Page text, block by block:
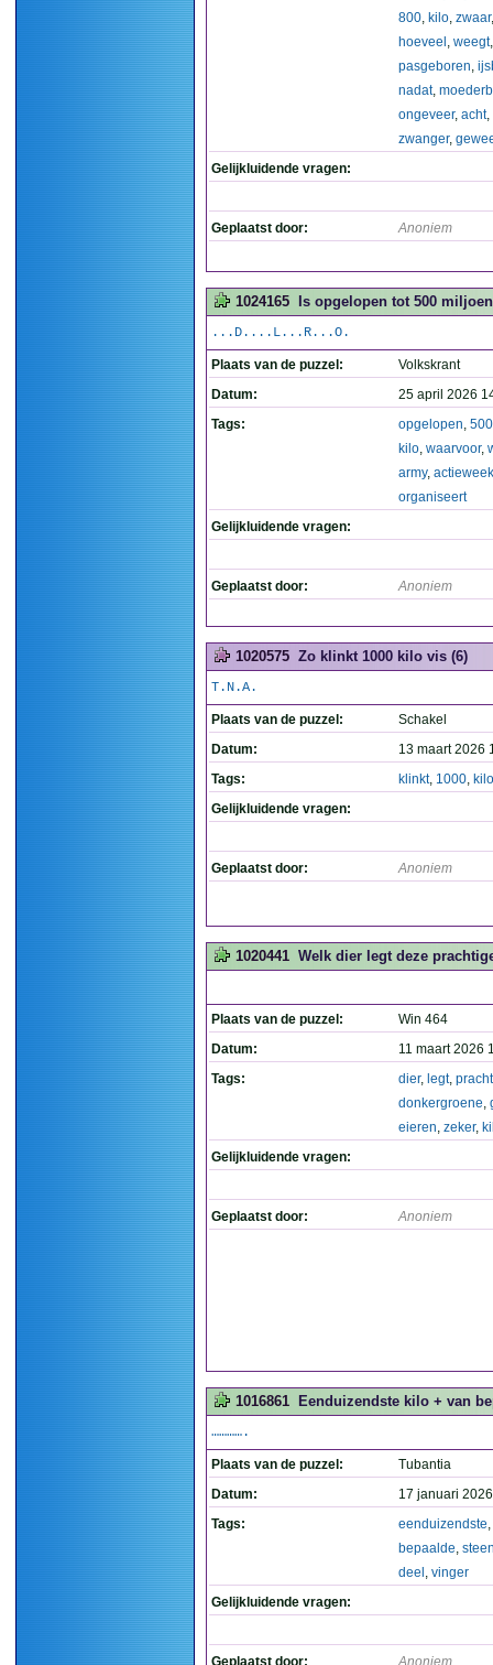
800, kilo, zwaar
hoeveel , weegt,
pasgeboren,
nadat,
ongeveer, acht,
zwanger,
Gelijkluidende vragen:
Geplaatst door: Anoniem
1024165 Is opgelopen tot 500
...D....L...R...O.
Plaats van de puzzel:
Volkskrant
Datum:
25 april 2026
Tags:
opgelopen, 500
kilo, waarvoor,
army, actieweek
organiseert
Gelijkluidende vragen:
Geplaatst door: Anoniem
1020575 Zo klinkt 1000 kilo vis (6)
T.N.A.
Plaats van de puzzel:
Schakel
Datum:
13 maart 2026
Tags:
klinkt, 1000, kilo
Gelijkluidende vragen:
Geplaatst door: Anoniem
1020441 Welk dier legt deze
Plaats van de puzzel:
Win 464
Datum:
11 maart 2026
Tags:
dier, legt,
donkergroene,
eieren, zeker,
Gelijkluidende vragen:
Geplaatst door: Anoniem
1016861 Eenduizendste kilo + van
………….
Plaats van de puzzel:
Tubantia
Datum:
17 januari
Tags:
eenduizendste,
bepaalde,
deel , vinger
Gelijkluidende vragen:
Geplaatst door: Anoniem